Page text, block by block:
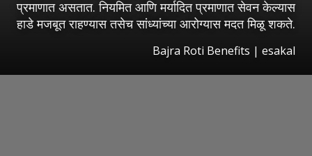
प्रमाणात असतात. नियमित आणि मर्यादित प्रमाणात सेवन केल्यास
हाडे मजबूत राहण्यास तसेच सांध्यांच्या आरोग्यास मदत मिळू शकते.
Bajra Roti Benefits | esakal